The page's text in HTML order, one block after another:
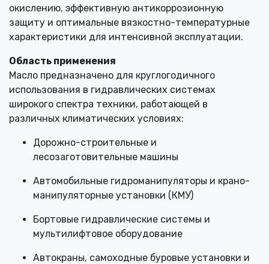
окислению, эффективную антикоррозионную
защиту и оптимальные вязкостно-температурные
характеристики для интенсивной эксплуатации.
Область применения
Масло предназначено для круглогодичного
использования в гидравлических системах
широкого спектра техники, работающей в
различных климатических условиях:
Дорожно-строительные и
лесозаготовительные машины
Автомобильные гидроманипуляторы и крано-
манипуляторные установки (КМУ)
Бортовые гидравлические системы и
мультилифтовое оборудование
Автокраны, самоходные буровые установки и